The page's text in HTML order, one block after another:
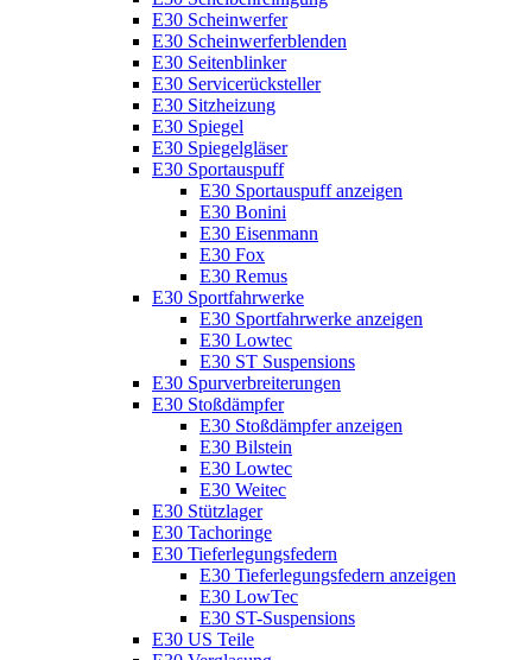
E30 Scheinwerfer
E30 Scheinwerferblenden
E30 Seitenblinker
E30 Servicerücksteller
E30 Sitzheizung
E30 Spiegel
E30 Spiegelgläser
E30 Sportauspuff
E30 Sportauspuff anzeigen
E30 Bonini
E30 Eisenmann
E30 Fox
E30 Remus
E30 Sportfahrwerke
E30 Sportfahrwerke anzeigen
E30 Lowtec
E30 ST Suspensions
E30 Spurverbreiterungen
E30 Stoßdämpfer
E30 Stoßdämpfer anzeigen
E30 Bilstein
E30 Lowtec
E30 Weitec
E30 Stützlager
E30 Tachoringe
E30 Tieferlegungsfedern
E30 Tieferlegungsfedern anzeigen
E30 LowTec
E30 ST-Suspensions
E30 US Teile